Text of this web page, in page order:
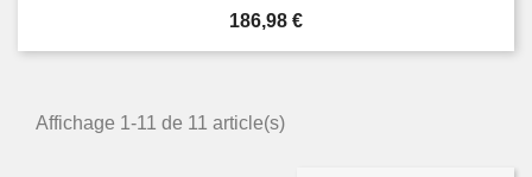
Prix
186,98 €
Affichage 1-11 de 11 article(s)